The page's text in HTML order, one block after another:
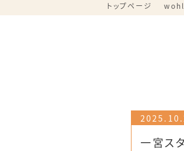
トップページ wohl
名古屋スタジオ スケ
一宮ス